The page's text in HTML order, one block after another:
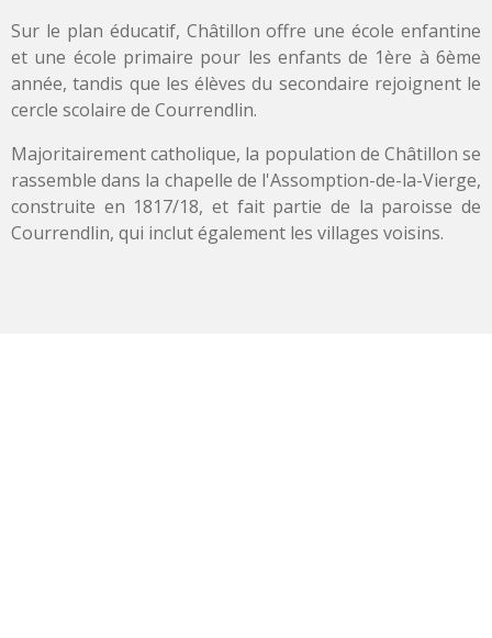
Sur le plan éducatif, Châtillon offre une école enfantine
et une école primaire pour les enfants de 1ère à 6ème
année, tandis que les élèves du secondaire rejoignent le
cercle scolaire de Courrendlin.
Majoritairement catholique, la population de Châtillon se
rassemble dans la chapelle de l'Assomption-de-la-Vierge,
construite en 1817/18, et fait partie de la paroisse de
Courrendlin, qui inclut également les villages voisins.